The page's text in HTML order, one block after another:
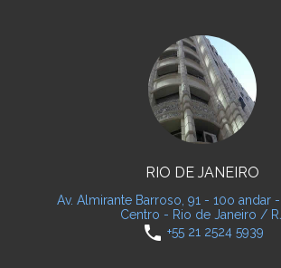
RIO DE JANEIRO
Av. Almirante Barroso, 91 - 10o andar
Centro - Rio de Janeiro /
phone +55 21 2524 5939